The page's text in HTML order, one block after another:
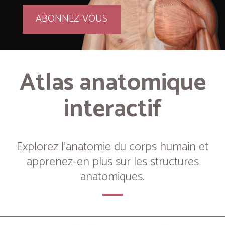
ABONNEZ-VOUS
Atlas anatomique
interactif
Explorez l’anatomie du corps humain et
apprenez-en plus sur les structures
anatomiques.